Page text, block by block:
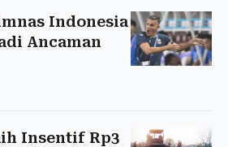
Indonesia
Ancaman
Insentif Rp3